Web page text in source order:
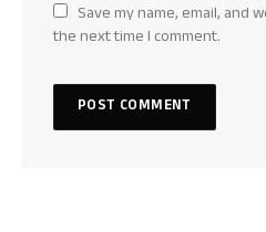
Save my name, email, and
the next time I comment.